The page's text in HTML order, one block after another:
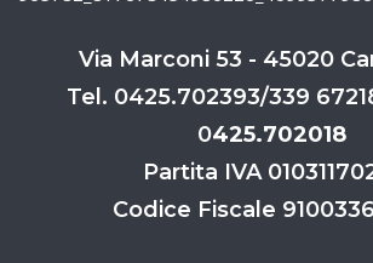
Via Marconi 53 - 45020
Tel. 0425.702393/339
0425.702018
Partita IVA
Codice Fiscale